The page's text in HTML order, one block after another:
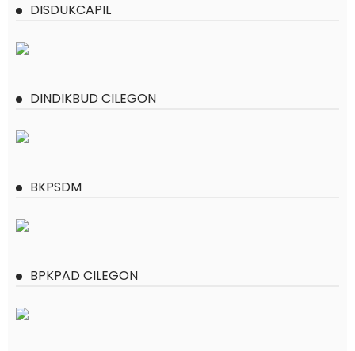
DISDUKCAPIL
DINDIKBUD CILEGON
BKPSDM
BPKPAD CILEGON